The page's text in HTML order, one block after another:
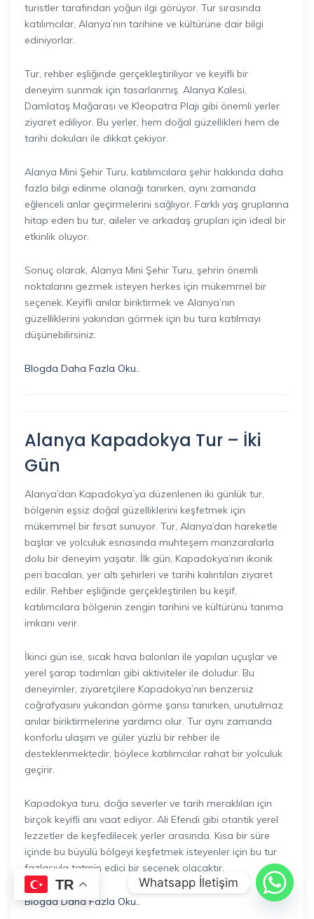
turistler tarafından yoğun ilgi görüyor. Tur sırasında
katılımcılar, Alanya’nın tarihine ve kültürüne dair bilgi
ediniyorlar.
Tur, rehber eşliğinde gerçekleştiriliyor ve keyifli bir
deneyim sunmak için tasarlanmış. Alanya Kalesi,
Damlataş Mağarası ve Kleopatra Plajı gibi önemli yerler
ziyaret ediliyor. Bu yerler, hem doğal güzellikleri hem de
tarihi dokuları ile dikkat çekiyor.
Alanya Mini Şehir Turu, katılımcılara şehir hakkında daha
fazla bilgi edinme olanağı tanırken, aynı zamanda
eğlenceli anlar geçirmelerini sağlıyor. Farklı yaş gruplarına
hitap eden bu tur, aileler ve arkadaş grupları için ideal bir
etkinlik oluyor.
Sonuç olarak, Alanya Mini Şehir Turu, şehrin önemli
noktalarını gezmek isteyen herkes için mükemmel bir
seçenek. Keyifli anılar biriktirmek ve Alanya’nın
güzelliklerini yakından görmek için bu tura katılmayı
düşünebilirsiniz.
Blogda Daha Fazla Oku..
Alanya Kapadokya Tur – İki
Gün
Alanya’dan Kapadokya’ya düzenlenen iki günlük tur,
bölgenin eşsiz doğal güzelliklerini keşfetmek için
mükemmel bir fırsat sunuyor. Tur, Alanya’dan hareketle
başlar ve yolculuk esnasında muhteşem manzaralarla
dolu bir deneyim yaşatır. İlk gün, Kapadokya’nın ikonik
peri bacaları, yer altı şehirleri ve tarihi kalıntıları ziyaret
edilir. Rehber eşliğinde gerçekleştirilen bu keşif,
katılımcılara bölgenin zengin tarihini ve kültürünü tanıma
imkanı verir.
İkinci gün ise, sıcak hava balonları ile yapılan uçuşlar ve
yerel şarap tadımları gibi aktiviteler ile doludur. Bu
deneyimler, ziyaretçilere Kapadokya’nın benzersiz
coğrafyasını yukarıdan görme şansı tanırken, unutulmaz
anılar biriktirmelerine yardımcı olur. Tur aynı zamanda
konforlu ulaşım ve güler yüzlü bir rehber ile
desteklenmektedir, böylece katılımcılar rahat bir yolculuk
geçirir.
Kapadokya turu, doğa severler ve tarih meraklıları için
birçok keyifli anı vaat ediyor. Ali Efendi gibi otantik yerel
lezzetler de keşfedilecek yerler arasında. Kısa bir süre
içinde bu büyülü bölgeyi keşfetmek isteyenler için bu tur
fazlasıyla tatmin edici bir seçenek olacaktır.
Blogda Daha Fazla Oku..
TR Whatsapp İletişim